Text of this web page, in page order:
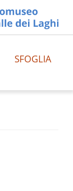
SFOGLIA